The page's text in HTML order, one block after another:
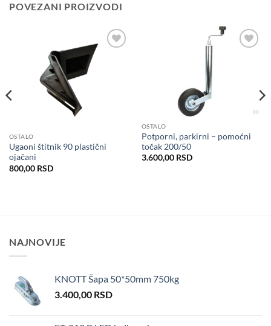
POVEZANI PROIZVODI
OSTALO
Ugaoni štitnik 90 plastični
ojačani
800,00 RSD
OSTALO
Potporni, parkirni – pomoćni
točak 200/50
3.600,00 RSD
NAJNOVIJE
KNOTT Šapa 50*50mm 750kg
3.400,00 RSD